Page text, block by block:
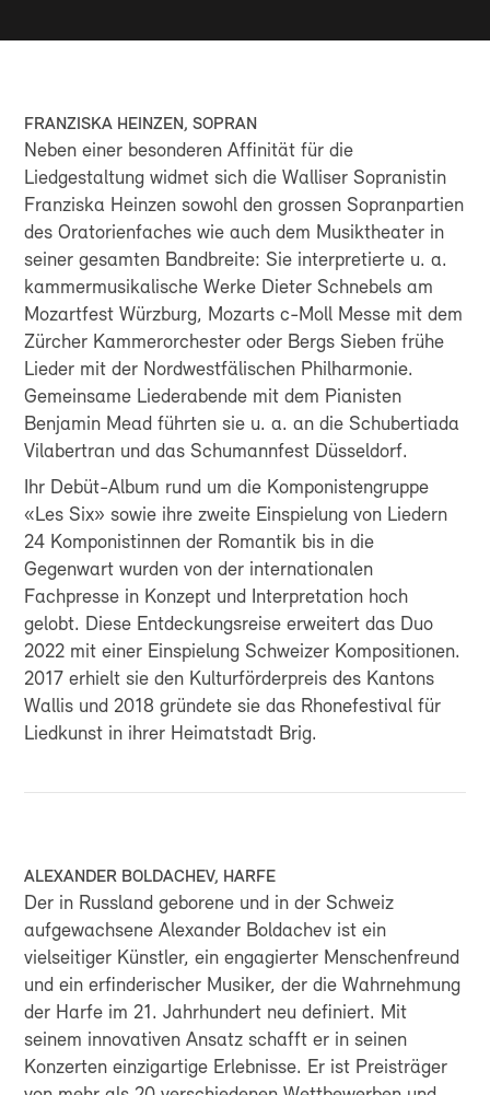
beim Obergericht Zürich
ROLLSTUHL
werden
Jahre sowie Kulturlegi-Inhaber*innen
FRANZISKA HEINZEN, SOPRAN
Neben einer besonderen Affinität für die
Liedgestaltung widmet sich die Walliser Sopranistin
Franziska Heinzen sowohl den grossen Sopranpartien
des Oratorienfaches wie auch dem Musiktheater in
seiner gesamten Bandbreite: Sie interpretierte u. a.
kammermusikalische Werke Dieter Schnebels am
Mozartfest Würzburg, Mozarts c-Moll Messe mit dem
Zürcher Kammerorchester oder Bergs Sieben frühe
Lieder mit der Nordwestfälischen Philharmonie.
Gemeinsame Liederabende mit dem Pianisten
Benjamin Mead führten sie u. a. an die Schubertiada
Vilabertran und das Schumannfest Düsseldorf.
Ihr Debüt-Album rund um die Komponistengruppe
«Les Six» sowie ihre zweite Einspielung von Liedern
24 Komponistinnen der Romantik bis in die
Gegenwart wurden von der internationalen
Fachpresse in Konzept und Interpretation hoch
gelobt. Diese Entdeckungsreise erweitert das Duo
2022 mit einer Einspielung Schweizer Kompositionen.
2017 erhielt sie den Kulturförderpreis des Kantons
Wallis und 2018 gründete sie das Rhonefestival für
Liedkunst in ihrer Heimatstadt Brig.
ALEXANDER BOLDACHEV, HARFE
Der in Russland geborene und in der Schweiz
aufgewachsene Alexander Boldachev ist ein
vielseitiger Künstler, ein engagierter Menschenfreund
und ein erfinderischer Musiker, der die Wahrnehmung
der Harfe im 21. Jahrhundert neu definiert. Mit
seinem innovativen Ansatz schafft er in seinen
Konzerten einzigartige Erlebnisse. Er ist Preisträger